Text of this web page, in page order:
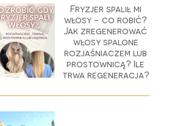
Fryzjer spalił mi
włosy - co robić?
Jak zregenerować
włosy spalone
rozjaśniaczem lub
prostownicą? Ile
trwa regeneracja?